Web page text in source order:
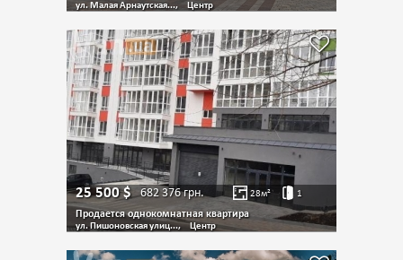
ул. Малая Арнаутская..., Центр
25 500$ 682 376грн. 28м² 1
Продается однокомнатная квартира
ул. Пишоновская улиц..., Центр